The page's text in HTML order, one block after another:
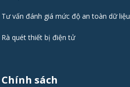
Tư vấn đánh giá mức độ an toàn dữ liệu
Rà quét thiết bị điện tử
Chính sách